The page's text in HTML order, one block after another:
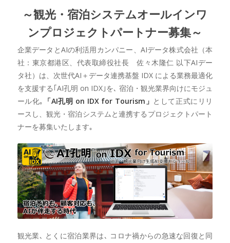
～観光・宿泊システムオールインワ
ンプロジェクトパートナー募集～
企業データとAIの利活用カンパニー、AIデータ株式会社（本
社：東京都港区、代表取締役社長 佐々木隆仁 以下AIデー
タ社）は、次世代AI＋データ連携基盤 IDX による業務最適化
を支援する｢AI孔明 on IDX｣を､ 宿泊・観光業界向けにモジュ
ール化｡ 「AI孔明 on IDX for Tourism」 として正式にリリ
ースし、観光・宿泊システムと連携するプロジェクトパート
ナーを募集いたします｡
観光業､ とくに宿泊業界は､ コロナ禍からの急速な回復と同